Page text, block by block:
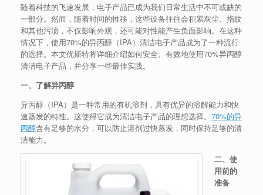
随着科技的飞速发展，电子产品已成为我们日常生活中不可或缺的
一部分。然而，随着时间的推移，这些设备往往会积累灰尘、指纹
和其他污渍，不仅影响外观，还可能对性能产生负面影响。在这种
情况下，使用70%的异丙醇（IPA）清洁电子产品成为了一种流行
的选择。本文优斯特将详细介绍如何安全、有效地使用70%异丙醇
清洁电子产品，并分享一些最佳实践。
一、了解异丙醇
异丙醇（IPA）是一种常用的有机溶剂，具有优异的溶解能力和快
速蒸发的特性。这使得它成为清洁电子产品的理想选择。 70%的异
丙醇含有足够的水分，可以防止溶剂过快蒸发，同时保持足够的清
洁能力。
二、使
用前的
准备